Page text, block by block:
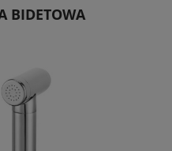
BIDETOWA